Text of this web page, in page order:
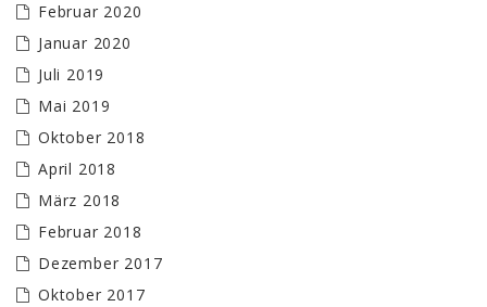
Februar 2020
Januar 2020
Juli 2019
Mai 2019
Oktober 2018
April 2018
März 2018
Februar 2018
Dezember 2017
Oktober 2017